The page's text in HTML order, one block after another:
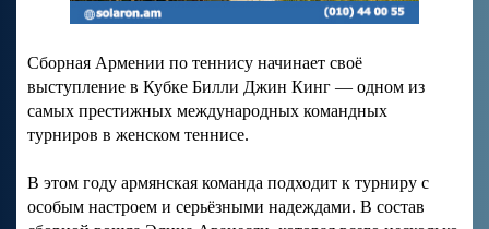
Сборная Армении по теннису начинает своё
выступление в Кубке Билли Джин Кинг — одном из
самых престижных международных командных
турниров в женском теннисе.
В этом году армянская команда подходит к турниру с
особым настроем и серьёзными надеждами. В состав